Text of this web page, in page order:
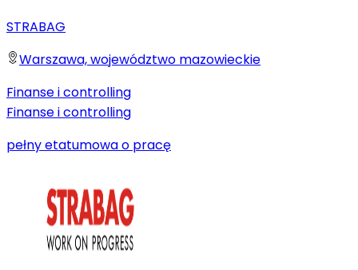
STRABAG
Warszawa, województwo mazowieckie
Finanse i controlling
Finanse i controlling
pełny etatumowa o pracę